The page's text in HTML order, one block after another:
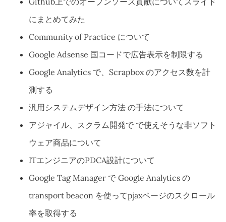
にまとめてみた
Community of Practice について
Google Adsense 国コードで広告表示を制限する
Google Analytics で、Scrapbox のアクセス数を計
測する
汎用システムデザイン方法 の手法について
アジャイル、スクラム開発で で使えそうな非ソフト
ウェア商品について
ITエンジニアのPDCA設計について
Google Tag Manager で Google Analytics の
transport beacon を使ってpjaxページのスクロール
率を取得する